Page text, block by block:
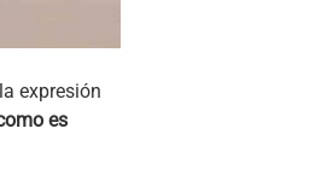
expresión
es